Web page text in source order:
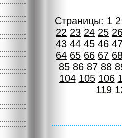
Страницы: 1 2
22 23 24 25 26
43 44 45 46 47
64 65 66 67 68
85 86 87 88
104 105 106
119